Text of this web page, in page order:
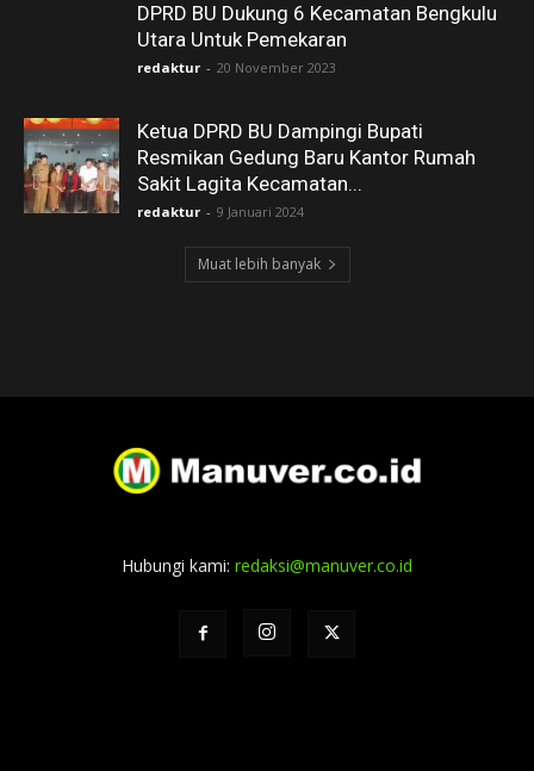
DPRD BU Dukung 6 Kecamatan Bengkulu
Utara Untuk Pemekaran
redaktur - 20 November 2023
Ketua DPRD BU Dampingi Bupati
Resmikan Gedung Baru Kantor Rumah
Sakit Lagita Kecamatan...
redaktur - 9 Januari 2024
Muat lebih banyak
Hubungi kami: redaksi@manuver.co.id